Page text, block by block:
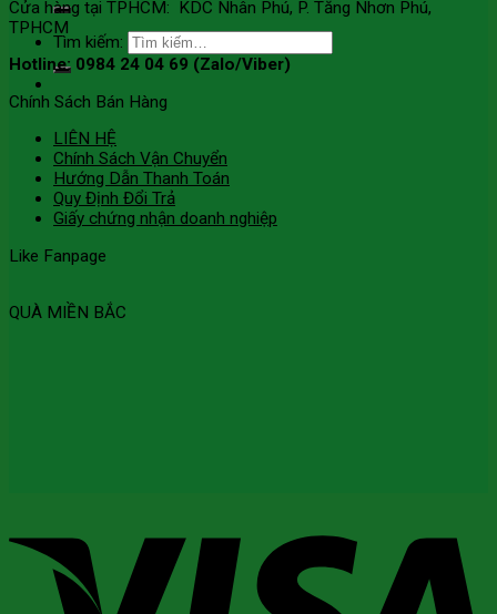
Tìm kiếm:
Cửa hàng tại TPHCM: KDC Nhân Phú, P. Tăng Nhơn Phú,
TPHCM
Hotline: 0984 24 04 69 (Zalo/Viber)
Chính Sách Bán Hàng
LIÊN HỆ
Chính Sách Vận Chuyển
Hướng Dẫn Thanh Toán
Quy Định Đổi Trả
Giấy chứng nhận doanh nghiệp
Like Fanpage
QUÀ MIỀN BẮC